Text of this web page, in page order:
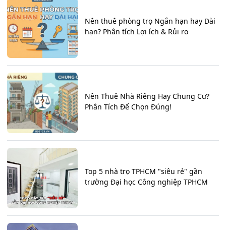
Nên thuê phòng trọ Ngắn hạn hay Dài
hạn? Phân tích Lợi ích & Rủi ro
Nên Thuê Nhà Riêng Hay Chung Cư?
Phân Tích Để Chọn Đúng!
Top 5 nhà trọ TPHCM "siêu rẻ" gần
trường Đại học Công nghiệp TPHCM